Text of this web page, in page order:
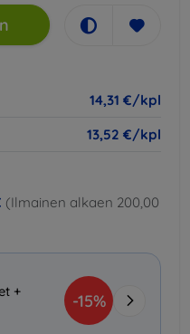
14,31 €/kpl
13,52 €/kpl
(Ilmainen alkaen 200,00
+
-15%